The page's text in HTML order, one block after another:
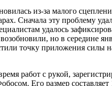
из-за малого
Сначала эту проблему
удалось
но в середине
точку приложения силы
работ с рукой,
Его размер составляет